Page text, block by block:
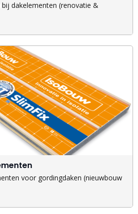
dakelementen (renovatie &
voor gordingdaken (nieuwbouw